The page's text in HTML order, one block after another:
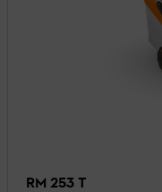
RM 253 T